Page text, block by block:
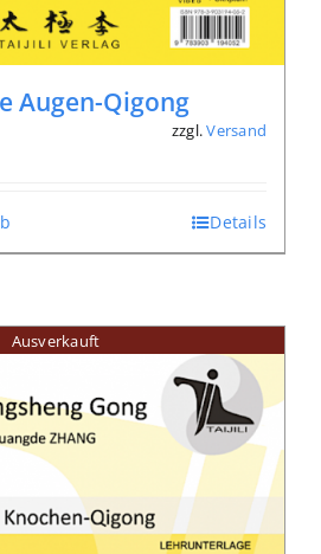
Augen-Qigong
zzgl.Versand
Details
Ausverkauft